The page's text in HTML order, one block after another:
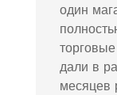
один
дали в
месяцев